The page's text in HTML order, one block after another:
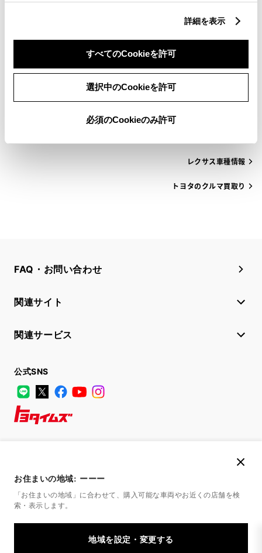
詳細を表示
すべてのCookieを許可
選択中のCookieを許可
必須のCookieのみ許可
お住まいの地域: ーーー
「お住まいの地域」に合わせて、購入可能な車両やお近くの店舗を検
索・表示します。
メーカーから探す
レクサス車種情報
トヨタのクルマ買取り
FAQ・お問い合わせ
関連サイト
関連サービス
公式SNS
LINE
X FacebookYouTube
登録はこちら
TOYOTAアカウント利用規約反社会的勢力に対する基本方針企業情報